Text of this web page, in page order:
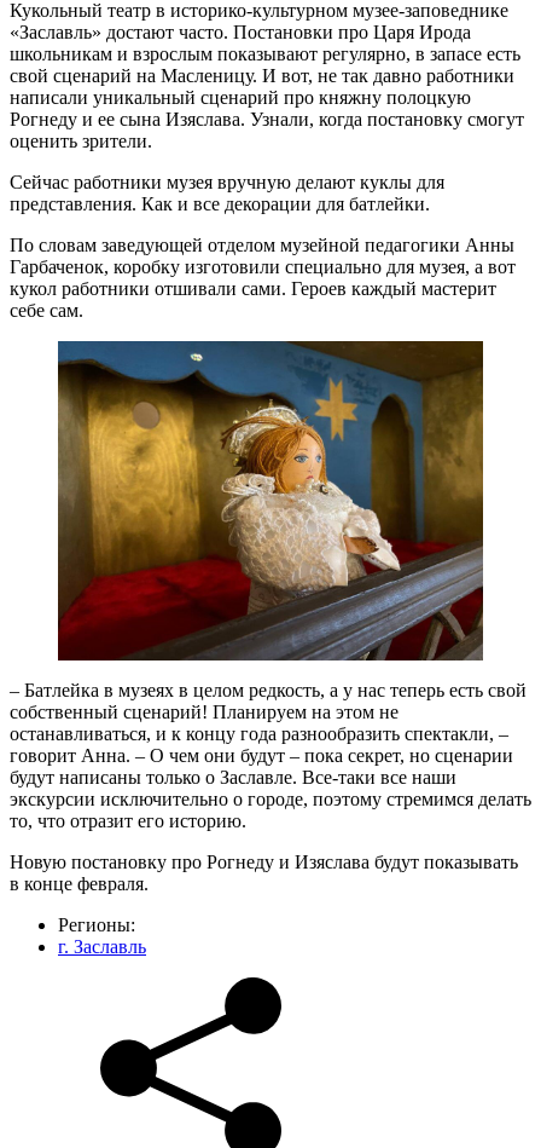
Кукольный театр в историко-культурном музее-заповеднике
«Заславль» достают часто. Постановки про Царя Ирода
школьникам и взрослым показывают регулярно, в запасе есть
свой сценарий на Масленицу. И вот, не так давно работники
написали уникальный сценарий про княжну полоцкую
Рогнеду и ее сына Изяслава. Узнали, когда постановку смогут
оценить зрители.
Сейчас работники музея вручную делают куклы для
представления. Как и все декорации для батлейки.
По словам заведующей отделом музейной педагогики Анны
Гарбаченок, коробку изготовили специально для музея, а вот
кукол работники отшивали сами. Героев каждый мастерит
себе сам.
– Батлейка в музеях в целом редкость, а у нас теперь есть свой
собственный сценарий! Планируем на этом не
останавливаться, и к концу года разнообразить спектакли, –
говорит Анна. – О чем они будут – пока секрет, но сценарии
будут написаны только о Заславле. Все-таки все наши
экскурсии исключительно о городе, поэтому стремимся делать
то, что отразит его историю.
Новую постановку про Рогнеду и Изяслава будут показывать
в конце февраля.
Регионы:
г. Заславль